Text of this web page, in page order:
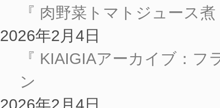
『 肉野菜トマトジュース煮
2026年2月4日
『 KIAIGIAアーカイブ：
ン